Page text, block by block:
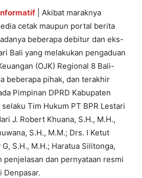
| Akibat maraknya
cetak maupun portal berita
beberapa debitur dan eks-
Bali yang melakukan pengaduan
(OJK) Regional 8 Bali-
beberapa pihak, dan terakhir
Pimpinan DPRD Kabupaten
Tim Hukum PT BPR Lestari
J. Robert Khuana, S.H., M.H.,
S.H., M.M.; Drs. I Ketut
S.H., M.H.; Haratua Silitonga,
penjelasan dan pernyataan resmi
Denpasar.